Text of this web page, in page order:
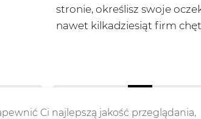
stronie, określisz swoje
nawet kilkadziesiąt firm
Ci najlepszą jakość przeglądania,